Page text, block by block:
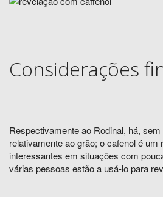
Considerações
Respectivamente ao Rodinal, há,
relativamente ao grão; o cafenol é
interessantes em situações com
várias pessoas estão a usá-lo para